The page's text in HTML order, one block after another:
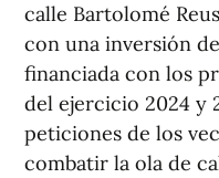
calle Bartolomé
con una inversión
financiada con los
del ejercicio 2024 y
peticiones de los
combatir la ola de